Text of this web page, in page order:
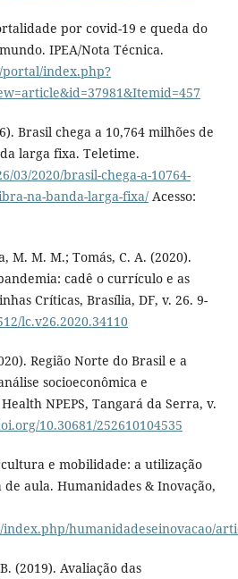
por covid-19 e queda do
IPEA/Nota Técnica.
index.php?
Brasil chega a 10,764 milhões de
larga fixa. Teletime.
03/2020/brasil-chega-a-10764-
na-banda-larga-fixa/Acesso:
M. M. M.; Tomás, C. A. (2020).
cadê o currículo e as
Críticas, Brasília, DF, v. 26. 9-
lc.v26.2020.34110
Região Norte do Brasil e a
socioeconômica e
NPEPS, Tangará da Serra, v.
10.30681/252610104535
e mobilidade: a utilização
aula. Humanidades & Inovação,
humanidadeseinovacao/
(2019). Avaliação das